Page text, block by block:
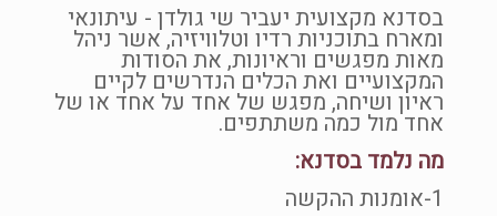
בסדנא מקצועית יעביר שי גולדן - עיתונאי
ומארח בתוכניות רדיו וטלוויזיה, אשר ניהל
מאות מפגשים וראיונות, את הסודות
המקצועיים ואת הכלים הנדרשים לקיים
ראיון ושיחה, מפגש של אחד על אחד או של
אחד מול כמה משתתפים.
מה נלמד בסדנא:
1-אומנות ההקשה